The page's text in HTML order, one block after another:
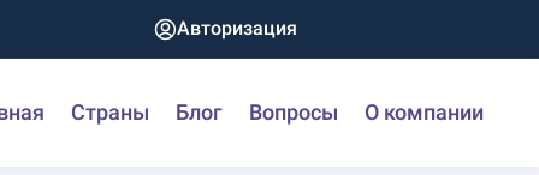
Авторизация
Страны Блог Вопросы О компании